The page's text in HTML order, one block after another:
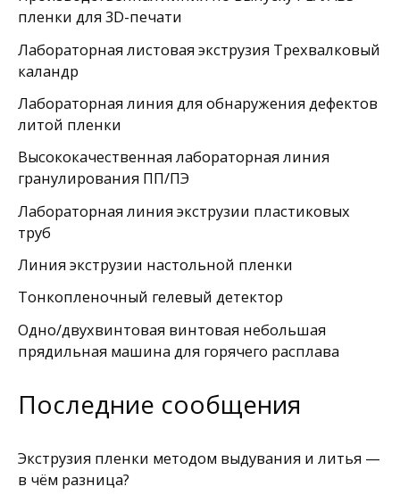
пленки для 3D-печати
Лабораторная листовая экструзия Трехвалковый
каландр
Лабораторная линия для обнаружения дефектов
литой пленки
Высококачественная лабораторная линия
гранулирования ПП/ПЭ
Лабораторная линия экструзии пластиковых
труб
Линия экструзии настольной пленки
Тонкопленочный гелевый детектор
Одно/двухвинтовая винтовая небольшая
прядильная машина для горячего расплава
Последние сообщения
Экструзия пленки методом выдувания и литья —
в чём разница?